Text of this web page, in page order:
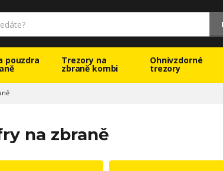
pouzdra Trezory na
zbraně kombi
Ohnivzdorné
trezory
na zbraně